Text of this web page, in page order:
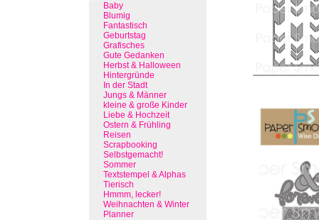
Baby
Blumig
Fantastisch
Geburtstag
Grafisches
Gute Gedanken
Herbst & Halloween
Hintergründe
In der Stadt
Jungs & Männer
kleine & große Kinder
Liebe & Hochzeit
Ostern & Frühling
Reisen
Scrapbooking
Selbstgemacht!
Sommer
Textstempel & Alphas
Tierisch
Hmmm, lecker!
Weihnachten & Winter
Planner